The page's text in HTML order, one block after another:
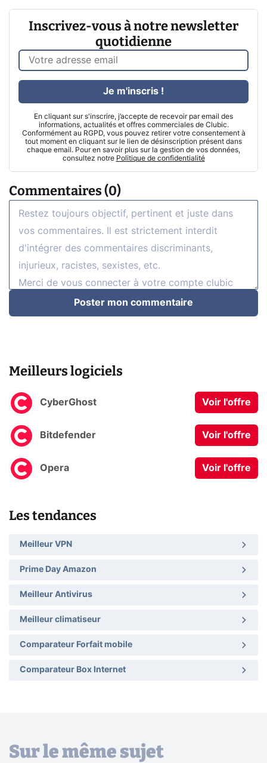
Inscrivez-vous à notre newsletter
quotidienne
En cliquant sur s'inscrire, j’accepte de recevoir par email des
informations, actualités et offres commerciales de Clubic.
Conformément au RGPD, vous pouvez retirer votre consentement à
tout moment en cliquant sur le lien de désinscription présent dans
chaque email. Pour en savoir plus sur la gestion de vos données,
consultez notre Politique de confidentialité
Je m'inscris !
Commentaires (0)
Poster mon commentaire
Meilleurs logiciels
CyberGhost Voir l'offre
Bitdefender Voir l'offre
Opera Voir l'offre
Les tendances
Meilleur VPN
Prime Day Amazon
Meilleur Antivirus
Meilleur climatiseur
Comparateur Forfait mobile
Comparateur Box Internet
Sur le même sujet